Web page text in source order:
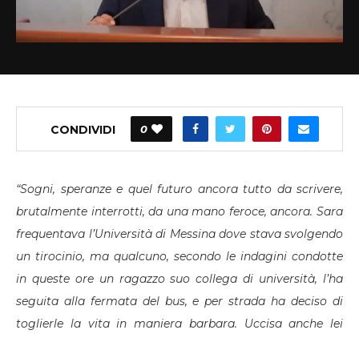
CONDIVIDI 0
“Sogni, speranze e quel futuro ancora tutto da scrivere,
brutalmente interrotti, da una mano feroce, ancora. Sara
frequentava l’Università di Messina dove stava svolgendo
un tirocinio, ma qualcuno, secondo le indagini condotte
in queste ore un ragazzo suo collega di università, l’ha
seguita alla fermata del bus, e per strada ha deciso di
toglierle la vita in maniera barbara. Uccisa anche lei